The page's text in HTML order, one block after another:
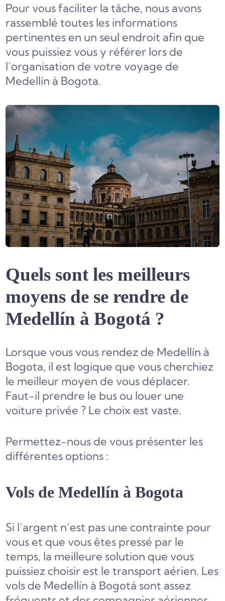
Pour vous faciliter la tâche, nous avons
rassemblé toutes les informations
pertinentes en un seul endroit afin que
vous puissiez vous y référer lors de
l’organisation de votre voyage de
Medellín à Bogota.
Quels sont les meilleurs
moyens de se rendre de
Medellín à Bogotá ?
Lorsque vous vous rendez de Medellín à
Bogota, il est logique que vous cherchiez
le meilleur moyen de vous déplacer.
Faut-il prendre le bus ou louer une
voiture privée ? Le choix est vaste.
Permettez-nous de vous présenter les
différentes options :
Vols de Medellín à Bogota
Si l’argent n’est pas une contrainte pour
vous et que vous êtes pressé par le
temps, la meilleure solution que vous
puissiez choisir est le transport aérien. Les
vols de Medellín à Bogotá sont assez